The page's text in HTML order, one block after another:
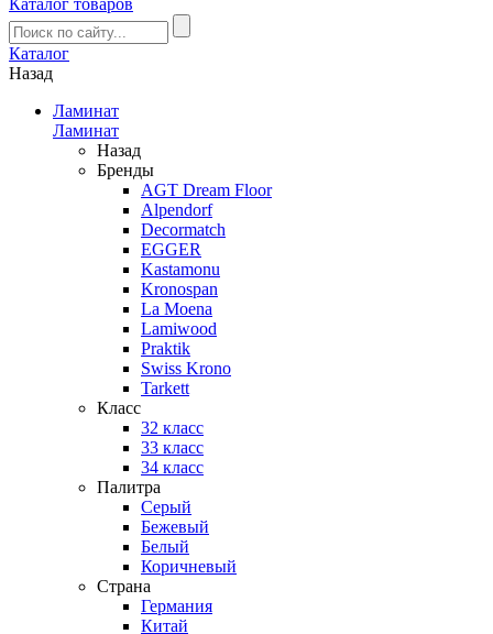
Каталог товаров
Каталог
Назад
Ламинат
Ламинат
Назад
Бренды
AGT Dream Floor
Alpendorf
Decormatch
EGGER
Kastamonu
Kronospan
La Moena
Lamiwood
Praktik
Swiss Krono
Tarkett
Класс
32 класс
33 класс
34 класс
Палитра
Серый
Бежевый
Белый
Коричневый
Страна
Германия
Китай